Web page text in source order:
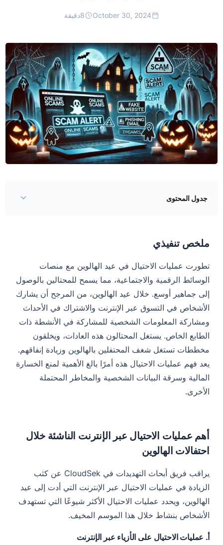
October 30, 2024
8دقيقة
جدول المحتوى
أهم عمليات الاحتيال عبر الإنترنت الناشئة خلال احتفالات الهالوين
تأثير عمليات الاحتيال في عيد الهالوين
نصائح للوقاية
المراجع
ملخص تنفيذي
تطورت عمليات الاحتيال في عيد الهالوين مع منصات
الوسائط الرقمية والاجتماعية، مما يسمح للمحتالين بالوصول
إلى جماهير أوسع. خلال عيد الهالوين، من المرجح أن يشارك
الأشخاص في التسوق عبر الإنترنت والاشتراك في الأحداث
ومشاركة المعلومات الشخصية للمشاركة في الأنشطة ذات
الطابع الخاص. يستغل المحتالون هذه العادات، ويخلقون
مخططات تستغل شغف المحتفلين بالهالوين وزيادة إنفاقهم.
يعد فهم عمليات الاحتيال هذه أمرًا بالغ الأهمية لمنع الخسارة
المالية وسرقة البيانات الشخصية والمخاطر المحتملة
الأخرى.
أهم عمليات الاحتيال عبر الإنترنت الناشئة خلال
احتفالات الهالوين
يراقب فريق أبحاث التهديدات في CloudSek عن كثب
الزيادة في عمليات الاحتيال عبر الإنترنت التي أدت إلى عيد
الهالوين، ويحدد عمليات الاحتيال الأكثر شيوعًا التي تستهدف
الأشخاص بنشاط خلال هذا الموسم المخيف.
أ. عمليات الاحتيال على الأزياء عبر الإنترنت